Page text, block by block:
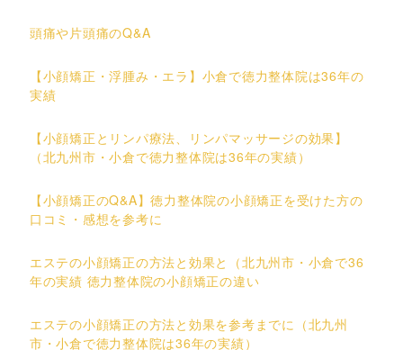
頭痛や片頭痛のQ&A
【小顔矯正・浮腫み・エラ】小倉で徳力整体院は36年の
実績
【小顔矯正とリンパ療法、リンパマッサージの効果】
（北九州市・小倉で徳力整体院は36年の実績）
【小顔矯正のQ&A】徳力整体院の小顔矯正を受けた方の
口コミ・感想を参考に
エステの小顔矯正の方法と効果と（北九州市・小倉で36
年の実績 徳力整体院の小顔矯正の違い
エステの小顔矯正の方法と効果を参考までに（北九州
市・小倉で徳力整体院は36年の実績）